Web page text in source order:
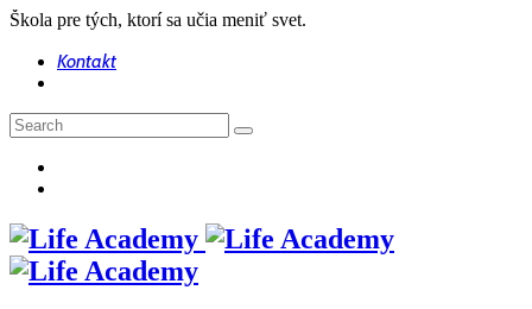
Škola pre tých, ktorí sa učia meniť svet.
Kontakt